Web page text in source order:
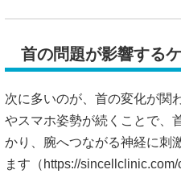
首の問題が影響する
次に多いのが、首の変化が関
やスマホ姿勢が続くことで、
かり、腕へつながる神経に刺
ます（ https://